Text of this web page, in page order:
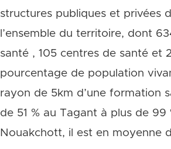
structures publiques et privées
l’ensemble du territoire, dont
santé , 105 centres de santé et
pourcentage de population
rayon de 5km d’une formation
de 51 % au Tagant à plus de 99
Nouakchott, il est en moyenne